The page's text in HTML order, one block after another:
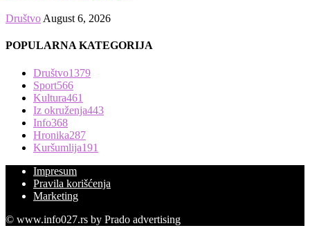
Društvo August 6, 2026
POPULARNA KATEGORIJA
Društvo1379
Sport566
Kultura461
Iz okruženja443
Info368
Hronika287
Kuršumlija191
Impresum
Pravila korišćenja
Marketing
© www.info027.rs by Prado advertising